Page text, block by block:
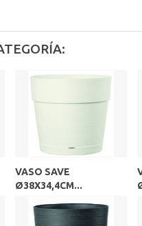
VASO SAVE
Ø38X34,4CM...